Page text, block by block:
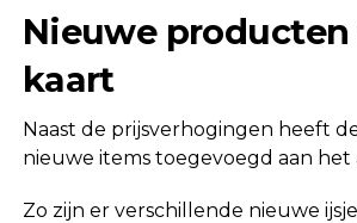
Nieuwe producten
kaart
Naast de prijsverhogingen heeft
nieuwe items toegevoegd aan het
Zo zijn er verschillende nieuwe